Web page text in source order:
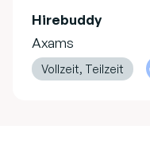
Hirebuddy
Axams
Vollzeit, Teilzeit